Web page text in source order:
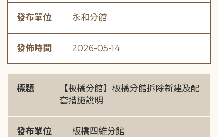
發布單位 永和分館
發佈時間 2026-05-14
標題
【板橋分館】板橋分館拆除新建及配
套措施說明
發布單位 板橋四維分館